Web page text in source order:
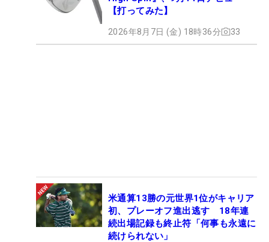
【打ってみた】
2026年8月7日 (金) 18時36分 33
米通算13勝の元世界1位がキャリア
初、プレーオフ進出逃す 18年連
続出場記録も終止符「何事も永遠に
続けられない」